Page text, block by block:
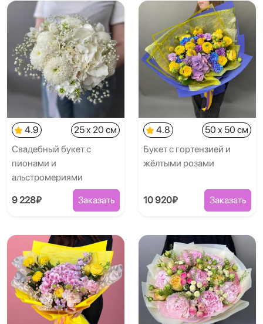
4.9
25 x 20 см
Свадебный букет с
пионами и
альстромериями
9 228₽ Заказать
4.8
50 x 50 см
Букет с гортензией и
жёлтыми розами
10 920₽ Заказать